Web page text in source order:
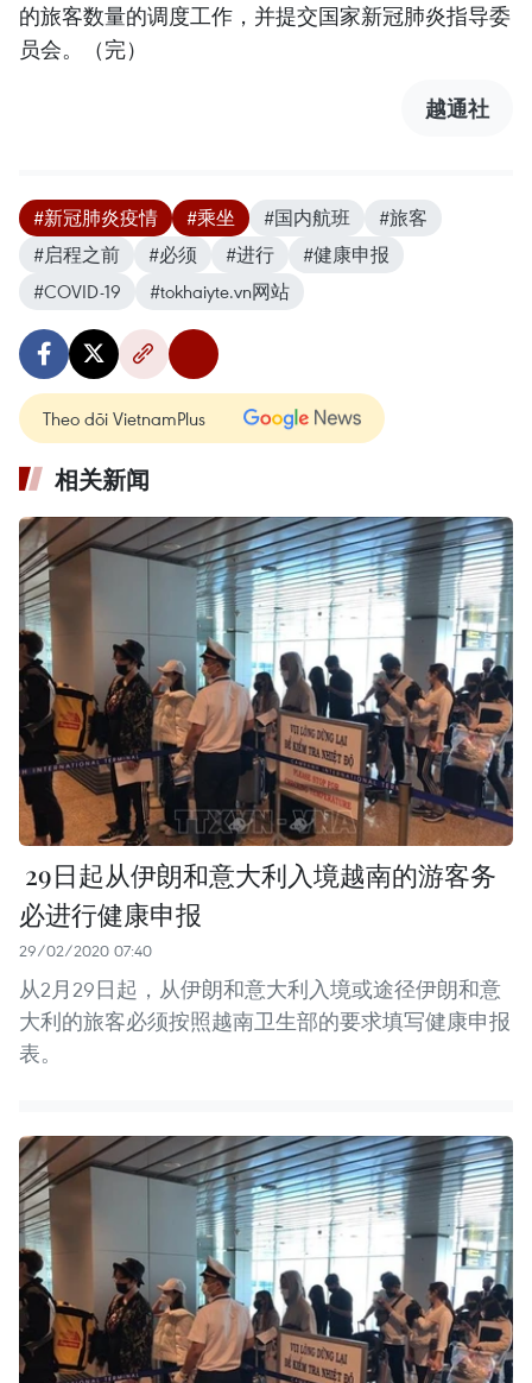
的旅客数量的调度工作，并提交国家新冠肺炎指导委
员会。（完）
越通社
#新冠肺炎疫情 #乘坐 #国内航班
#旅客
#启程之前
#必须 #进行
#健康申报
#COVID-19
#tokhaiyte.vn网站
Theo dõi VietnamPlus
相关新闻
​ 29日起从伊朗和意大利入境越南的游客务
必进行健康申报
29/02/2020 07:40
从2月29日起，从伊朗和意大利入境或途径伊朗和意
大利的旅客必须按照越南卫生部的要求填写健康申报
表。